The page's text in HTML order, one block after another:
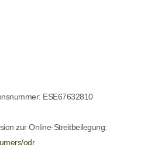
ESE67632810
zur Online-Streitbeilegung:
odr